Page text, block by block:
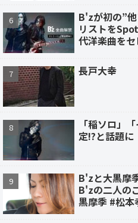
B'zが初の”
リストを
代洋楽曲をセ
長戸大幸
「稲ソロ」
定!?と話題に
B'zと大黒摩
B'zの二人の
黒摩季 #松